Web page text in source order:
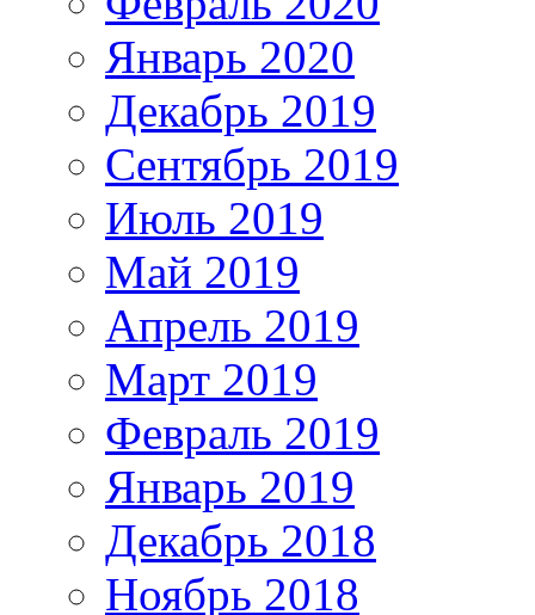
Январь 2020
Декабрь 2019
Сентябрь 2019
Июль 2019
Май 2019
Апрель 2019
Март 2019
Февраль 2019
Январь 2019
Декабрь 2018
Ноябрь 2018